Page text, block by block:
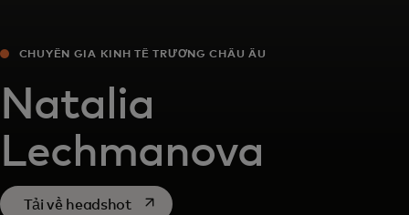
CHUYÊN GIA KINH TẾ TRƯỞNG CHÂU ÂU
Natalia
Lechmanova
Tải về headshotopens in a new tab